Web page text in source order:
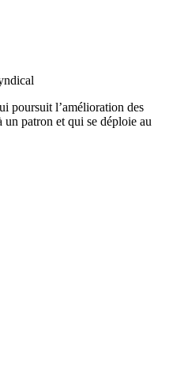
poursuit l’amélioration des
patron et qui se déploie au